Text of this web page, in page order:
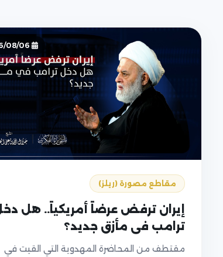
مقاطع مصورة (ريلز)
إيران ترفض عرضاً أمريكياً.. هل
ترامب في مأزق جديد؟
مقتطف من المحاضرة المهدوية التي القيت في